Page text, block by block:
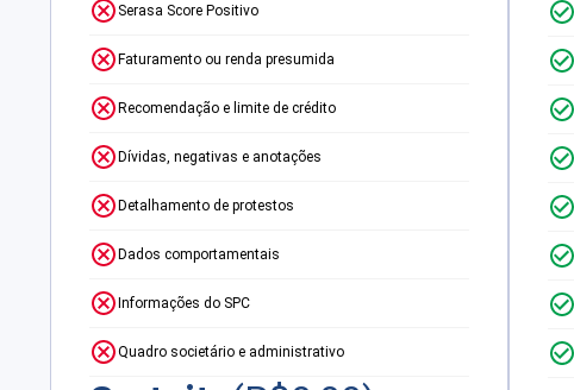
Serasa Score Positivo
Faturamento ou renda presumida
Recomendação e limite de crédito
Dívidas, negativas e anotações
Detalhamento de protestos
Dados comportamentais
Informações do SPC
Quadro societário e administrativo